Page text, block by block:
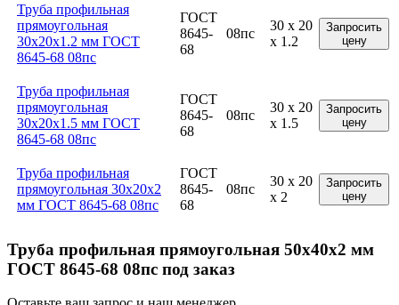
Труба профильная
прямоугольная
30x20x1.2 мм ГОСТ
8645-68 08пс
ГОСТ
8645-
68
08пс
30 x 20
x 1.2
Запросить
цену
Труба профильная
прямоугольная
30x20x1.5 мм ГОСТ
8645-68 08пс
ГОСТ
8645-
68
08пс
30 x 20
x 1.5
Запросить
цену
Труба профильная
прямоугольная 30x20x2
мм ГОСТ 8645-68 08пс
ГОСТ
8645-
68
08пс
30 x 20
x 2
Запросить
цену
Труба профильная прямоугольная 50x40x2 мм
ГОСТ 8645-68 08пс под заказ